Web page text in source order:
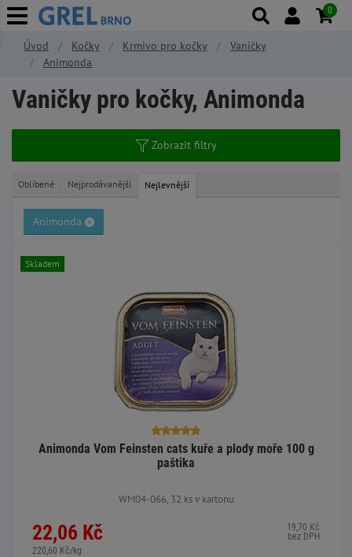
Úvod Kočky Krmivo pro kočky
Vaničky
Animonda
Vaničky pro kočky, Animonda
Zobrazit filtry
Oblíbené Nejprodávanější Nejlevnější
Animonda
Animonda Vom Feinsten cats kuře a plody moře 100 g
paštika
WM04-066, 32 ks v kartonu
22,06 Kč
220,60 Kč/kg
19,70 Kč
bez DPH
Skladem
0